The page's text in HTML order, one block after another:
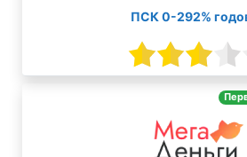
ПСК 0-292%